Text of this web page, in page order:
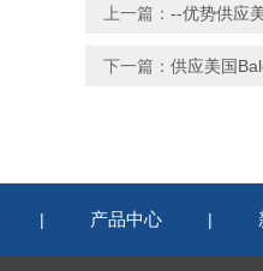
上一篇： --优势供应
下一篇： 供应美国
| 产品中心 |